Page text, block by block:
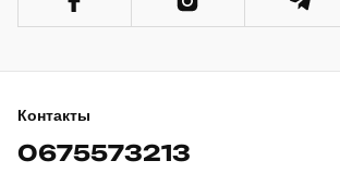
Контакты
0675573213